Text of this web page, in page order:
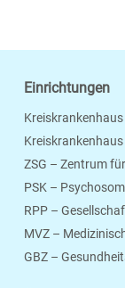
Einrichtungen
Kreiskrankenhaus
ZSG – Zentrum
PSK –
RPP –
MVZ –
GBZ –